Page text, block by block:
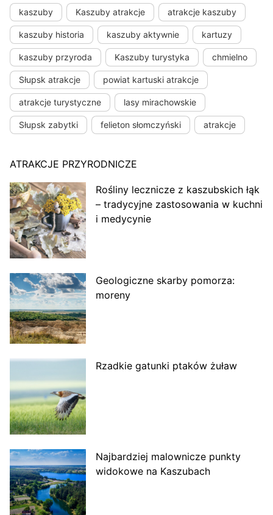
kaszuby Kaszuby atrakcje atrakcje kaszuby
kaszuby historia kaszuby aktywnie kartuzy
kaszuby przyroda Kaszuby turystyka chmielno
Słupsk atrakcje powiat kartuski atrakcje
atrakcje turystyczne lasy mirachowskie
Słupsk zabytki felieton słomczyński atrakcje
ATRAKCJE PRZYRODNICZE
Rośliny lecznicze z kaszubskich łąk
– tradycyjne zastosowania w kuchni
i medycynie
Geologiczne skarby pomorza:
moreny
Rzadkie gatunki ptaków żuław
Najbardziej malownicze punkty
widokowe na Kaszubach